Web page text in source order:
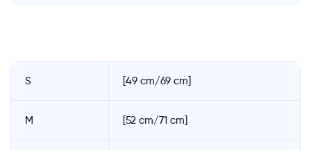
S [49 cm/69 cm]
M [52 cm/71 cm]